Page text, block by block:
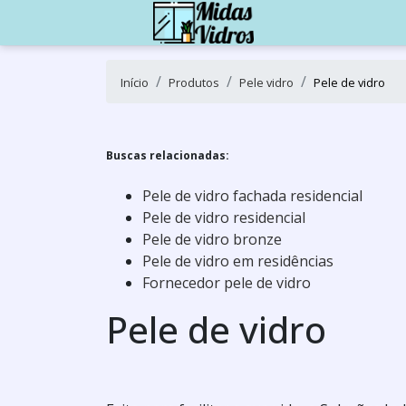
Início Produtos Pele vidro Pele de vidro
Buscas relacionadas:
Pele de vidro fachada residencial
Pele de vidro residencial
Pele de vidro bronze
Pele de vidro em residências
Fornecedor pele de vidro
Pele de vidro